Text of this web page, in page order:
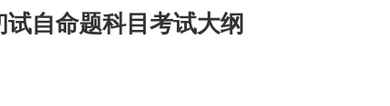
自命题科目考试大纲